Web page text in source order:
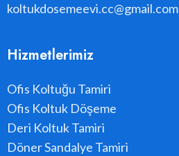
koltukdosemeevi.cc@gmail.com
Hizmetlerimiz
Ofis Koltuğu Tamiri
Ofis Koltuk Döşeme
Deri Koltuk Tamiri
Döner Sandalye Tamiri